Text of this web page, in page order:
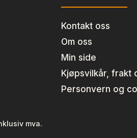
Kontakt oss
Om oss
Min side
Kjøpsvilkår, frakt
Personvern og
mva.